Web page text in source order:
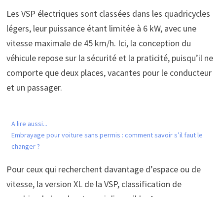
Les VSP électriques sont classées dans les quadricycles
légers, leur puissance étant limitée à 6 kW, avec une
vitesse maximale de 45 km/h. Ici, la conception du
véhicule repose sur la sécurité et la praticité, puisqu’il ne
comporte que deux places, vacantes pour le conducteur
et un passager.
A lire aussi...
Embrayage pour voiture sans permis : comment savoir s’il faut le
changer ?
Pour ceux qui recherchent davantage d’espace ou de
vitesse, la version XL de la VSP, classification de